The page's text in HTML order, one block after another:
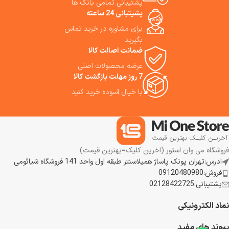
بالا» برای خانه خود هستید، جارو
رباتیک روبوراک Qrevo 5AE
می‌تواند گزینه بسیار مناسبی باشد.
به خصوص برای خانه‌هایی با
حیوان خانگی، فرش زیاد، یا سطوح
ترکیبی از کف سخت و فرش، مزایای
آن نمایان‌تر خواهد می‌شود. ما
استفاده از این جارو رباتیک هوشمند
را به شما پیشنهاد می‌کنیم.
کنترل هوشمند و صوتی است. ما
استفاده از این جارورباتیک هوشمند
را به ما توصیه می‌کنیم.
پشتیبانی تمامی بانک ها
پشیتبانی 24 ساعته
برای مشاوره در خرید تماس
بگیرید
ضمانت اصالت کالا
عرضه محصولات اصلی
7 روز مهلت بازگشت کالا
با خیال آسوده خرید کنید
فروشگاه می وان استور (اخرین کلیک=بهترین قیمت)
ادرس:تهران پونک پاساژ همیلاسنتر طبقه اول واحد 141 فروشگاه شیائومی
فروش:09120480980
پشتیبانی:02128422725
نماد الکترونیکی